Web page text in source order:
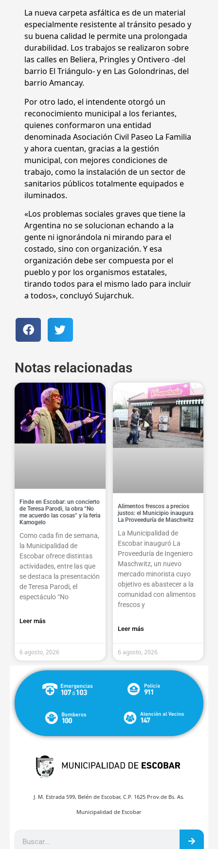
La nueva carpeta asfáltica es de un material
especialmente resistente al tránsito pesado y
su buena calidad le permite una prolongada
durabilidad. Los trabajos se realizaron sobre
las calles en Beliera, Pringles y Ontivero -del
barrio El Triángulo- y en Las Golondrinas, del
barrio Amancay.
Por otro lado, el intendente otorgó un
reconocimiento municipal a los feriantes,
quienes conformaron una entidad
denominada Asociación Civil Paseo La Familia
y ahora cuentan, gracias a la gestión
municipal, con mejores condiciones de
trabajo, como la instalación de un sector de
sanitarios públicos totalmente equipados e
iluminados.
«Los problemas sociales graves que tiene la
Argentina no se solucionan echando a la
gente ni ignorándola ni mirando para el
costado, sino con organización. Y esa
organización debe ser compuesta por el
pueblo y por los organismos estatales,
tirando todos para el mismo lado para incluir
a todos», concluyó Sujarchuk.
Notas relacionadas
Finde en Escobar: un concierto
de Teresa Parodi, la obra “No
me acuerdo las cosas” y la feria
Kamogelo
Como cada fin de semana,
la Municipalidad de
Escobar ofrece distintas
actividades, entre las que
se destaca la presentación
de Teresa Parodi, el
espectáculo “No
Leer más
6 agosto, 2026
Alimentos frescos a precios
justos: el Municipio inaugura
La Proveeduría de Maschwitz
La Municipalidad de
Escobar inauguró La
Proveeduría de Ingeniero
Maschwitz, un nuevo
mercado minorista cuyo
objetivo es abastecer a la
comunidad con alimentos
frescos y
Leer más
6 agosto, 2026
J. M. Estrada 599, Belén de Escobar, C.P. 1625 Prov.de Bs. As.
Municipalidad de Escobar